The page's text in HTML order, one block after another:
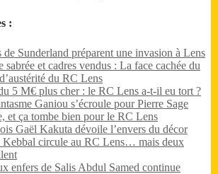
:
de Sunderland préparent une invasion à Lens
sabrée et cadres vendus : La face cachée du
du RC Lens
5 M€ plus cher : le RC Lens a-t-il eu tort ?
Ganiou s’écroule pour Pierre Sage
et ça tombe bien pour le RC Lens
Gaël Kakuta dévoile l’envers du décor
Kebbal circule au RC Lens… mais deux
enfers de Salis Abdul Samed continue